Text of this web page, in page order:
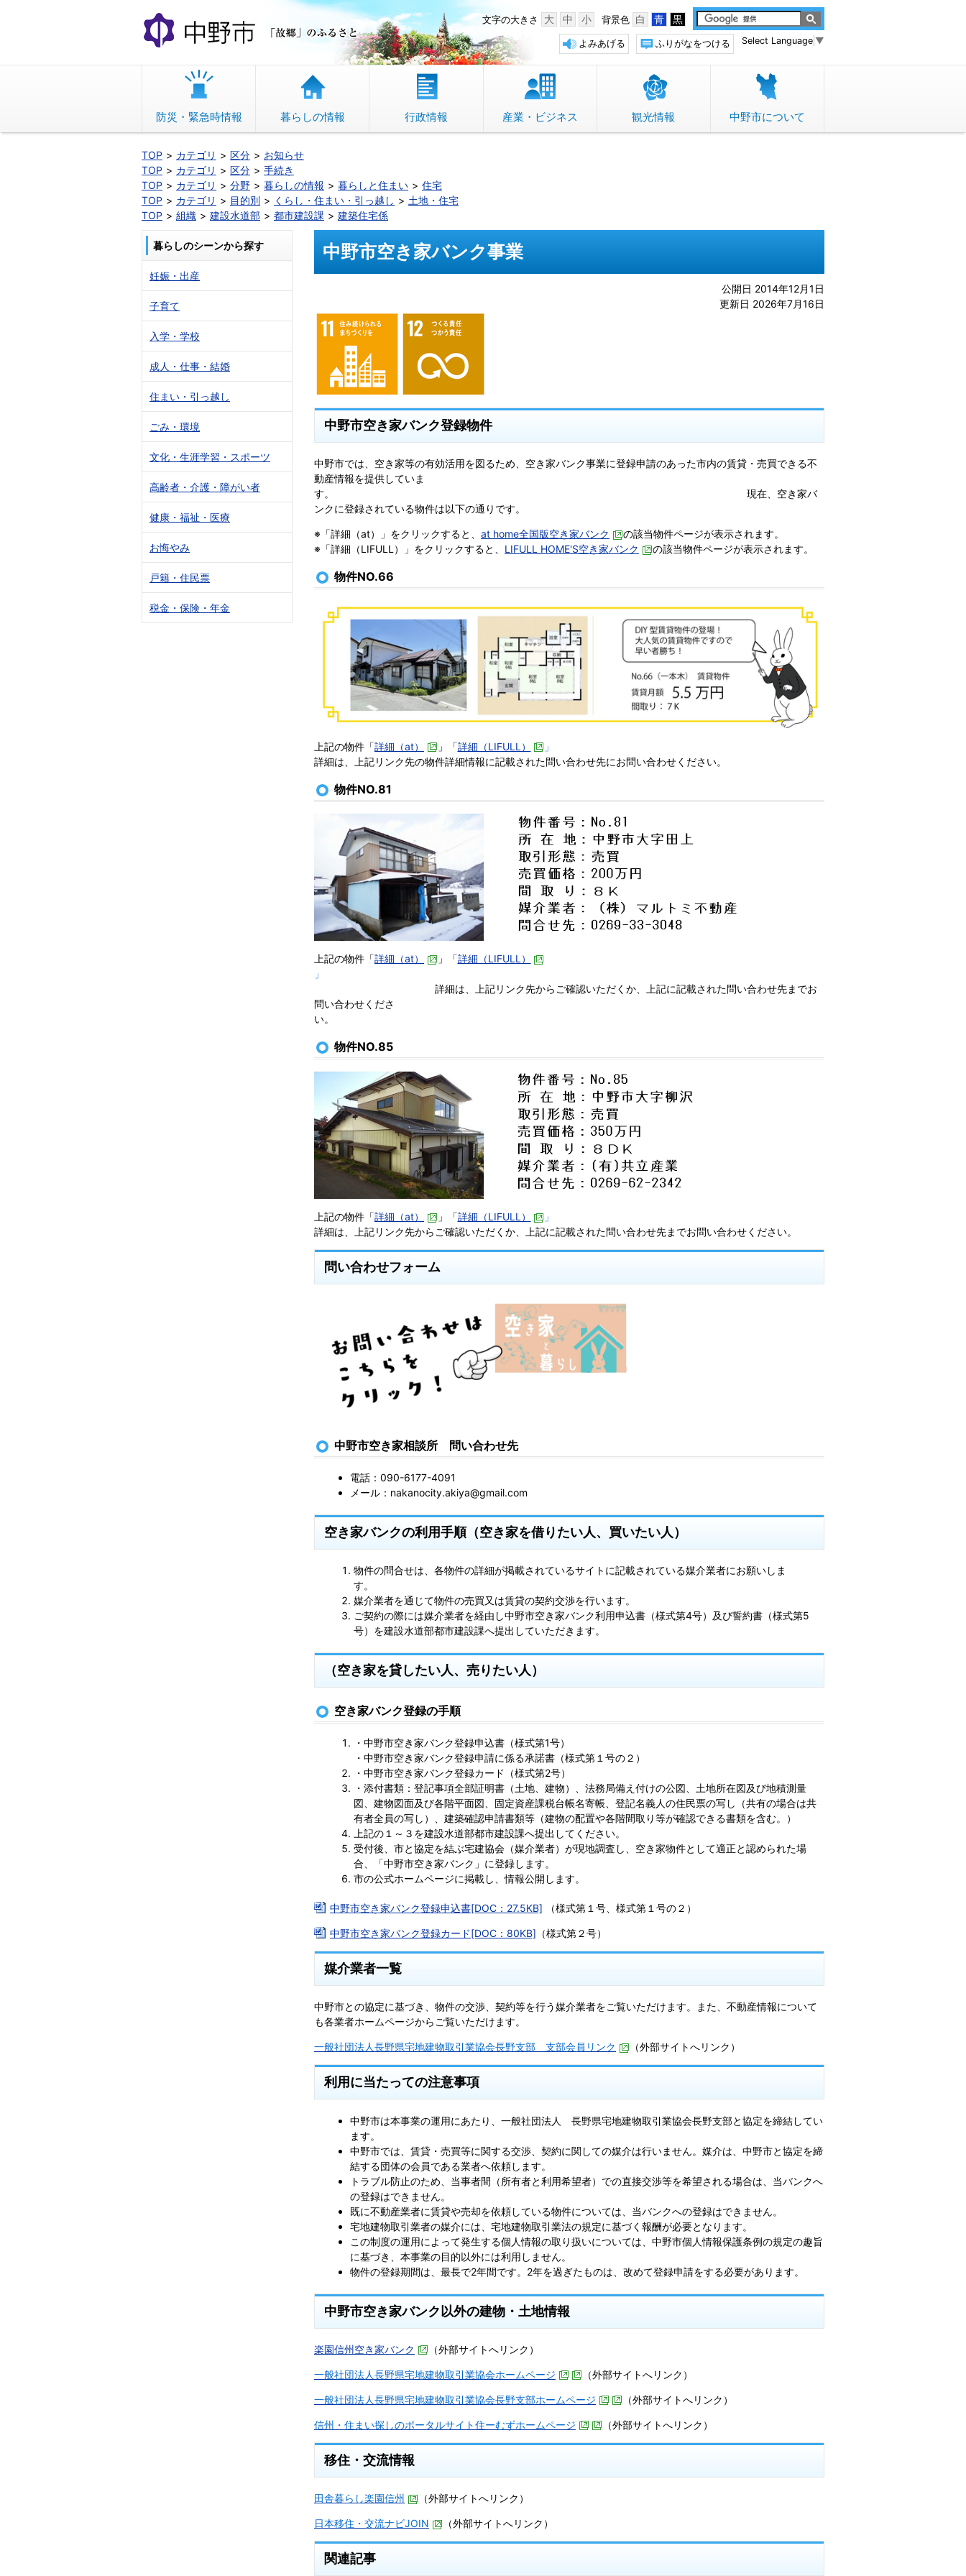
文
へ
動
中野市 「故郷」のふるさと 背景色 白 青 黒
文字の大きさ 大 中 小
Select Language ▼
ふりがなをつける
よみあげる
防災・緊急時情報 暮らしの情報 行政情報 産業・ビジネス 観光情報 中野市について
TOP カテゴリ 区分
お知らせ
TOP
カテゴリ 区分
手続き
TOP
カテゴリ 分野 暮らしの情報 暮らしと住まい
住宅
TOP
カテゴリ 目的別 くらし・住まい・引っ越し
土地・住宅
TOP
組織 建設水道部 都市建設課 建築住宅係
中野市空き家バンク事業
公開日 2014年12月1日
更新日 2026年7月16日
中野市空き家バンク登録物件
中野市では、空き家等の有効活用を図るため、空き家バンク事業に登録申請のあった市内の賃貸・売買できる不
動産情報を提供していま
す。 現在、空き家バ
ンクに登録されている物件は以下の通りです。
※「詳細（at）」をクリックすると、 at home全国版空き家バンク
の該当物件ページが表示されます。
※「詳細（LIFULL）」をクリックすると、 LIFULL HOME'S空き家バンク の該当物件ページが表示されます。
物件NO.66
上記の物件「詳細（at） 」「詳細（LIFULL）
」
詳細は、上記リンク先の物件詳細情報に記載された問い合わせ先にお問い合わせください。
物件NO.81
上記の物件「詳細（at） 」「詳細（LIFULL）
」
詳細は、上記リンク先からご確認いただくか、上記に記載された問い合わせ先までお
問い合わせくださ
い。
物件NO.85
上記の物件「詳細（at） 」「詳細（LIFULL）
」
詳細は、上記リンク先からご確認いただくか、上記に記載された問い合わせ先までお問い合わせください。
問い合わせフォーム
中野市空き家相談所 問い合わせ先
電話：090-6177-4091
メール：nakanocity.akiya@gmail.com
空き家バンクの利用手順（空き家を借りたい人、買いたい人）
物件の問合せは、各物件の詳細が掲載されているサイトに記載されている媒介業者にお願いしま
す。
媒介業者を通じて物件の売買又は賃貸の契約交渉を行います。
ご契約の際には媒介業者を経由し中野市空き家バンク利用申込書（様式第4号）及び誓約書（様式第5
号）を建設水道部都市建設課へ提出していただきます。
（空き家を貸したい人、売りたい人）
空き家バンク登録の手順
・中野市空き家バンク登録申込書（様式第1号）
・中野市空き家バンク登録申請に係る承諾書（様式第１号の２）
・中野市空き家バンク登録カード（様式第2号）
・添付書類：登記事項全部証明書（土地、建物）、法務局備え付けの公図、土地所在図及び地積測量
図、建物図面及び各階平面図、固定資産課税台帳名寄帳、登記名義人の住民票の写し（共有の場合は共
有者全員の写し）、建築確認申請書類等（建物の配置や各階間取り等が確認できる書類を含む。）
上記の１～３を建設水道部都市建設課へ提出してください。
受付後、市と協定を結ぶ宅建協会（媒介業者）が現地調査し、空き家物件として適正と認められた場
合、「中野市空き家バンク」に登録します。
市の公式ホームページに掲載し、情報公開します。
中野市空き家バンク登録申込書[DOC：27.5KB] （様式第１号、様式第１号の２）
中野市空き家バンク登録カード[DOC：80KB] （様式第２号）
媒介業者一覧
中野市との協定に基づき、物件の交渉、契約等を行う媒介業者をご覧いただけます。また、不動産情報について
も各業者ホームページからご覧いただけます。
一般社団法人長野県宅地建物取引業協会長野支部 支部会員リンク （外部サイトへリンク）
利用に当たっての注意事項
中野市は本事業の運用にあたり、一般社団法人 長野県宅地建物取引業協会長野支部と協定を締結してい
ます。
中野市では、賃貸・売買等に関する交渉、契約に関しての媒介は行いません。媒介は、中野市と協定を締
結する団体の会員である業者へ依頼します。
トラブル防止のため、当事者間（所有者と利用希望者）での直接交渉等を希望される場合は、当バンクへ
の登録はできません。
既に不動産業者に賃貸や売却を依頼している物件については、当バンクへの登録はできません。
宅地建物取引業者の媒介には、宅地建物取引業法の規定に基づく報酬が必要となります。
この制度の運用によって発生する個人情報の取り扱いについては、中野市個人情報保護条例の規定の趣旨
に基づき、本事業の目的以外には利用しません。
物件の登録期間は、最長で2年間です。2年を過ぎたものは、改めて登録申請をする必要があります。
中野市空き家バンク以外の建物・土地情報
楽園信州空き家バンク （外部サイトへリンク）
一般社団法人長野県宅地建物取引業協会ホームページ （外部サイトへリンク）
一般社団法人長野県宅地建物取引業協会長野支部ホームページ （外部サイトへリンク）
信州・住まい探しのポータルサイト住ーむずホームページ （外部サイトへリンク）
移住・交流情報
田舎暮らし楽園信州 （外部サイトへリンク）
日本移住・交流ナビJOIN （外部サイトへリンク）
関連記事
暮らしのシーンから探す
妊娠・出産
子育て
入学・学校
成人・仕事・結婚
住まい・引っ越し
ごみ・環境
文化・生涯学習・スポーツ
高齢者・介護・障がい者
健康・福祉・医療
お悔やみ
戸籍・住民票
税金・保険・年金